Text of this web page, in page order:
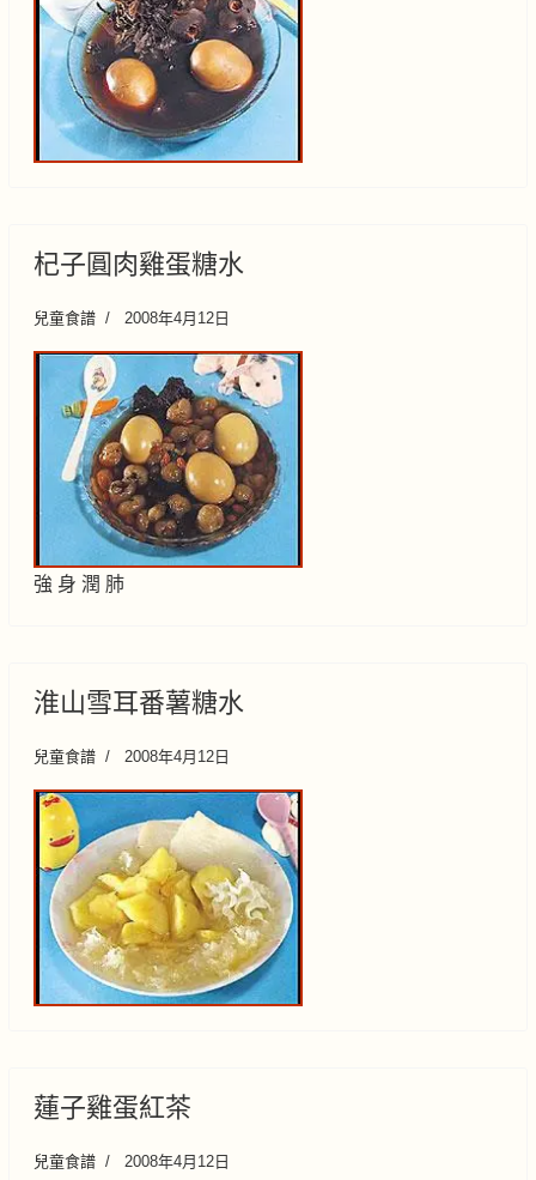
杞子圓肉雞蛋糖水
兒童食譜 2008年4月12日
強 身 潤 肺
淮山雪耳番薯糖水
兒童食譜 2008年4月12日
蓮子雞蛋紅茶
兒童食譜 2008年4月12日